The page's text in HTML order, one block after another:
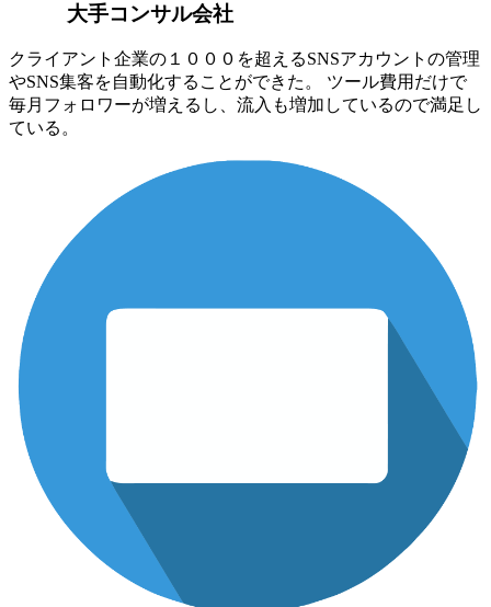
大手コンサル会社
クライアント企業の１０００を超えるSNSアカウントの管理
やSNS集客を自動化することができた。 ツール費用だけで
毎月フォロワーが増えるし、流入も増加しているので満足し
ている。